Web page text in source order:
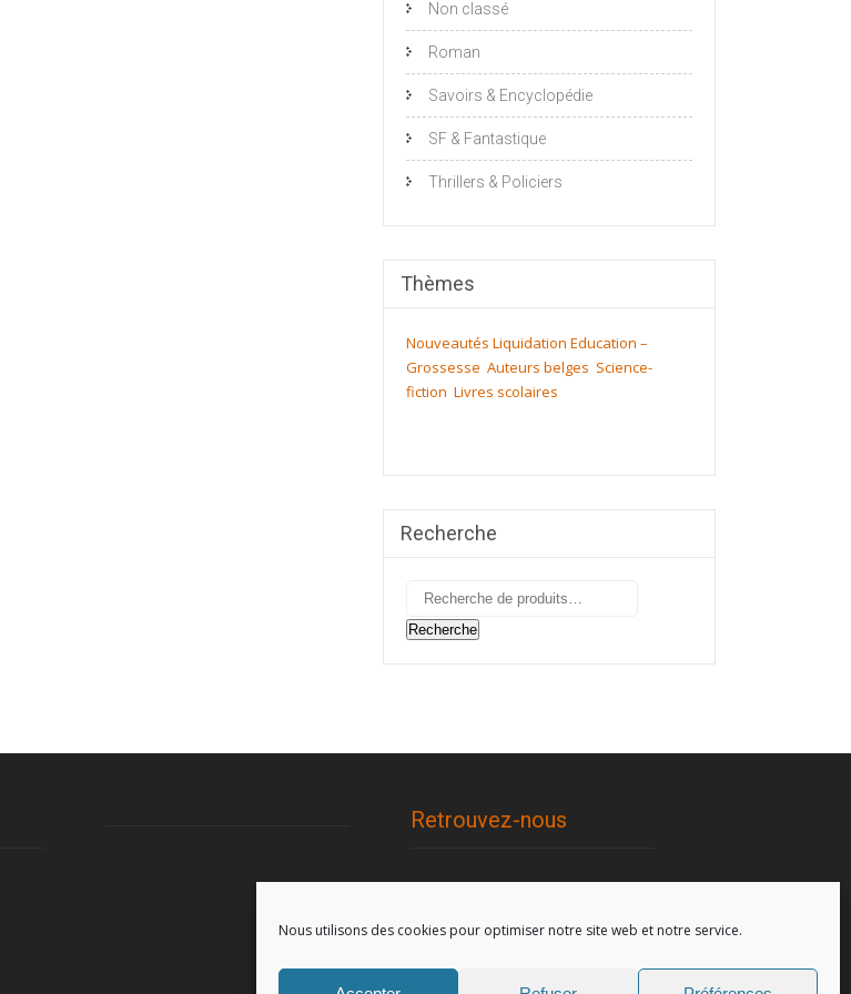
Nous utilisons des cookies pour optimiser notre site web et notre service.
Non classé
Roman
Savoirs & Encyclopédie
SF & Fantastique
Thrillers & Policiers
Thèmes
Nouveautés Liquidation Education –
Grossesse Auteurs belges Science-
fiction Livres scolaires
Recherche
Recherche
pour :
Recherche
Retrouvez-nous
96, rue de la Station à Soignies